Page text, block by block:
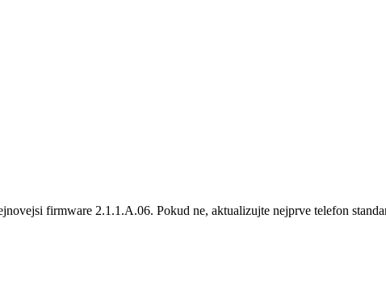
firmware 2.1.1.A.06. Pokud ne, aktualizujte nejprve telefon